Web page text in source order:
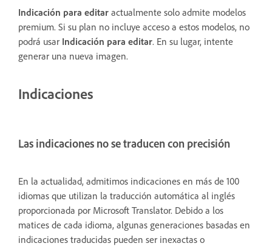
Indicación para editar actualmente solo admite modelos
premium. Si su plan no incluye acceso a estos modelos, no
podrá usar Indicación para editar. En su lugar, intente
generar una nueva imagen.
Indicaciones
Las indicaciones no se traducen con precisión
En la actualidad, admitimos indicaciones en más de 100
idiomas que utilizan la traducción automática al inglés
proporcionada por Microsoft Translator. Debido a los
matices de cada idioma, algunas generaciones basadas en
indicaciones traducidas pueden ser inexactas o